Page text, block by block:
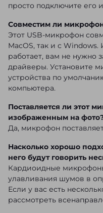
просто подключите его
Совместим ли
Этот USB-микрофон
MacOS, так и с
работает, вам не нужно
драйверы. Установите
устройства по
компьютера.
Поставляется ли этот
изображенным на
Да, микрофон
Насколько хорошо
него будут говорить
Кардиоидные
улавливания шумов в
Если у вас есть
рассмотреть